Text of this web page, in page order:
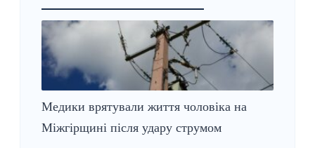
Медики врятували життя чоловіка на
Міжгірщині після удару струмом